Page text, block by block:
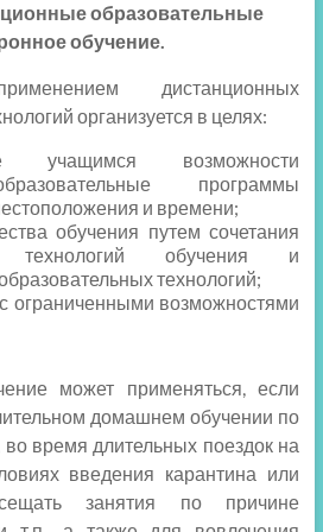
внеурочной
курсу "Мир
курсу
5-9
mB
внеурочной
курсу "Я, ты, он,
страна" 5 кл
1.5
mB
Скачать
внеурочной
курсу
безопасность" 6
курсу "Культура
образовательные
обучение.
дистанционных
организуется в целях:
учащимся возможности
программы
и времени;
обучения путем сочетания
технологий обучения и
технологий;
ограниченными возможностями
может применяться, если
домашнем обучении по
время длительных поездок на
введения карантина или
занятия по причине